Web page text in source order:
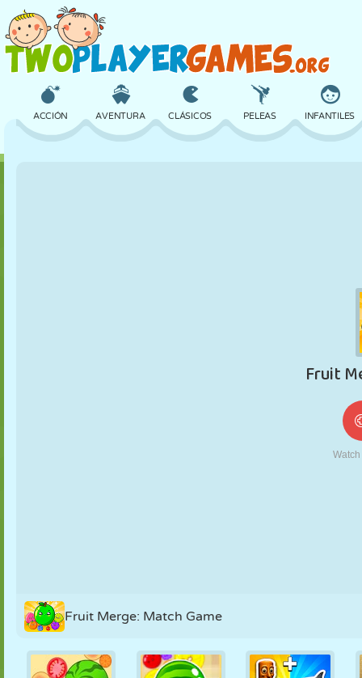
ACCIÓN AVENTURA CLÁSICOS PELEAS INFANTILES
ROBOTS
Fruit Merge: Match Game